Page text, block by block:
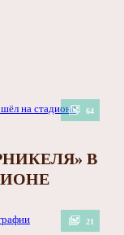
64
В
21